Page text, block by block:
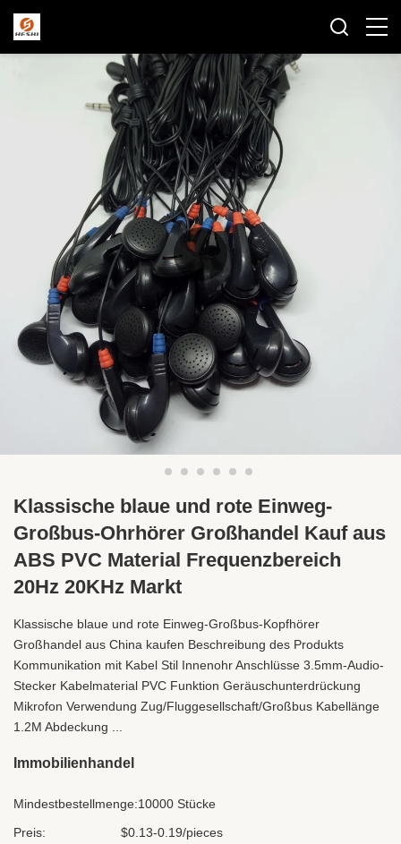
Klassische blaue und rote Einweg-
Großbus-Ohrhörer Großhandel Kauf aus
ABS PVC Material Frequenzbereich
20Hz 20KHz Markt
Klassische blaue und rote Einweg-Großbus-Kopfhörer
Großhandel aus China kaufen Beschreibung des Produkts
Kommunikation mit Kabel Stil Innenohr Anschlüsse 3.5mm-Audio-
Stecker Kabelmaterial PVC Funktion Geräuschunterdrückung
Mikrofon Verwendung Zug/Fluggesellschaft/Großbus Kabellänge
1.2M Abdeckung ...
Immobilienhandel
Mindestbestellmenge:10000 Stücke
Preis:
$0.13-0.19/pieces